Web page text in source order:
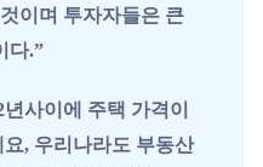
이며 투자자들은 큰
다.”
사이에 주택 가격이
, 우리나라도 부동산